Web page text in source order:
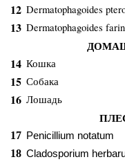
12 Dermatophagoides
13 Dermatophagoides
14 Кошка
15 Собака
16 Лошадь
17 Penicillium notatum
18 Cladosporium